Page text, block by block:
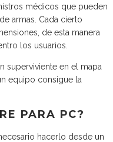
médicos que pueden
armas. Cada cierto
de esta manera
los usuarios.
superviviente en el mapa
equipo consigue la
PARA PC?
hacerlo desde un